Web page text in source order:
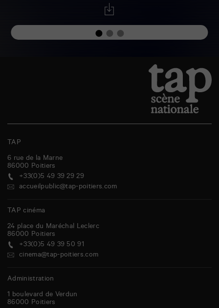
TAP
6 rue de la Marne
86000 Poitiers
+33(0)5 49 39 29 29
accueilpublic@tap-poitiers.com
TAP cinéma
24 place du Maréchal Leclerc
86000 Poitiers
+33(0)5 49 39 50 91
cinema@tap-poitiers.com
Administration
1 boulevard de Verdun
86000 Poitiers